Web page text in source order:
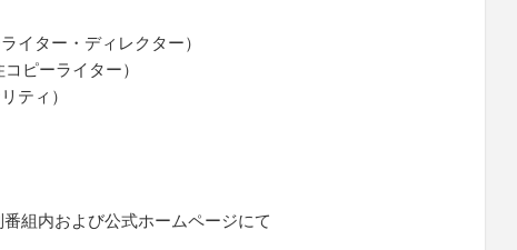
イター・ディレクター）
ピーライター）
ティ）
組内および公式ホームページにて